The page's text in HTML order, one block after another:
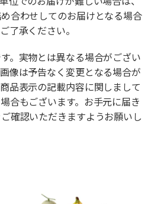
合わせしてのお届けとなる場合
了承ください。
。実物とは異なる場合がござい
像は予告なく変更となる場合が
品表示の記載内容に関しまして
合もございます。お手元に届き
確認いただきますようお願いし